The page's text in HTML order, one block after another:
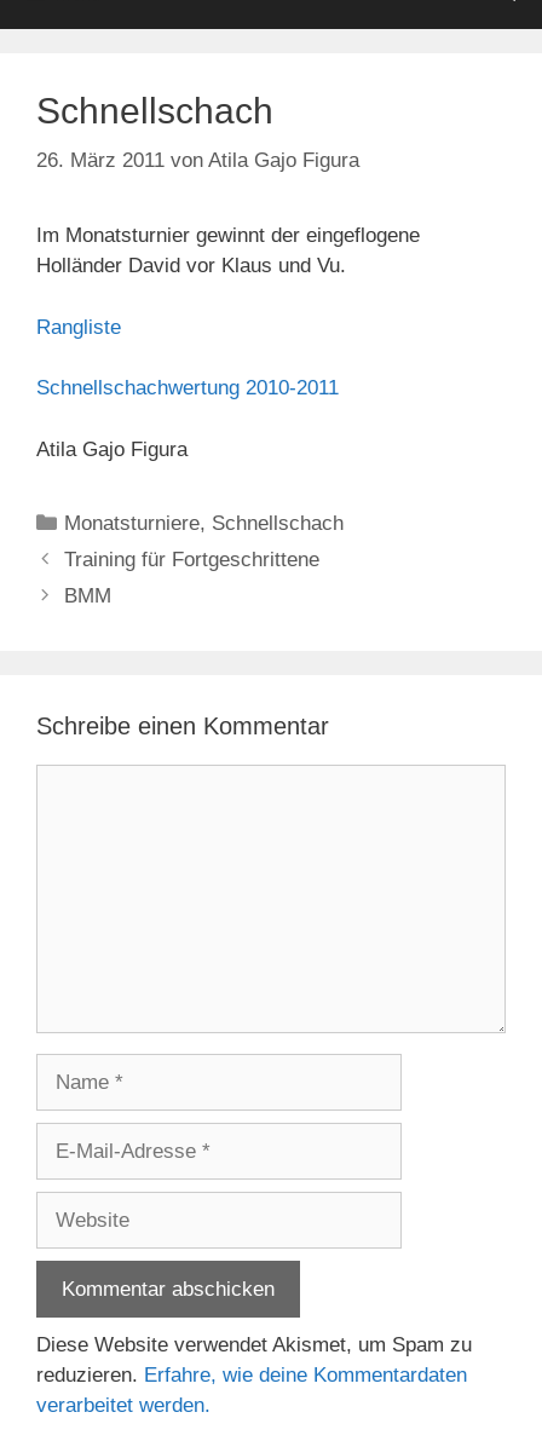
Schnellschach
26. März 2011 von Atila Gajo Figura
Im Monatsturnier gewinnt der eingeflogene
Holländer David vor Klaus und Vu.
Rangliste
Schnellschachwertung 2010-2011
Atila Gajo Figura
Kategorien
Monatsturniere, Schnellschach
Training für Fortgeschrittene
BMM
Schreibe einen Kommentar
Adresse
Diese Website verwendet Akismet, um Spam zu
reduzieren. Erfahre, wie deine Kommentardaten
verarbeitet werden.